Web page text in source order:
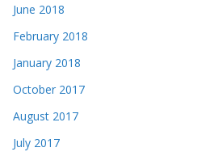
June 2018
February 2018
January 2018
October 2017
August 2017
July 2017